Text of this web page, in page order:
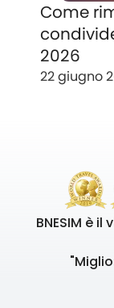
Come
2026
22 giugno
BNESIM è